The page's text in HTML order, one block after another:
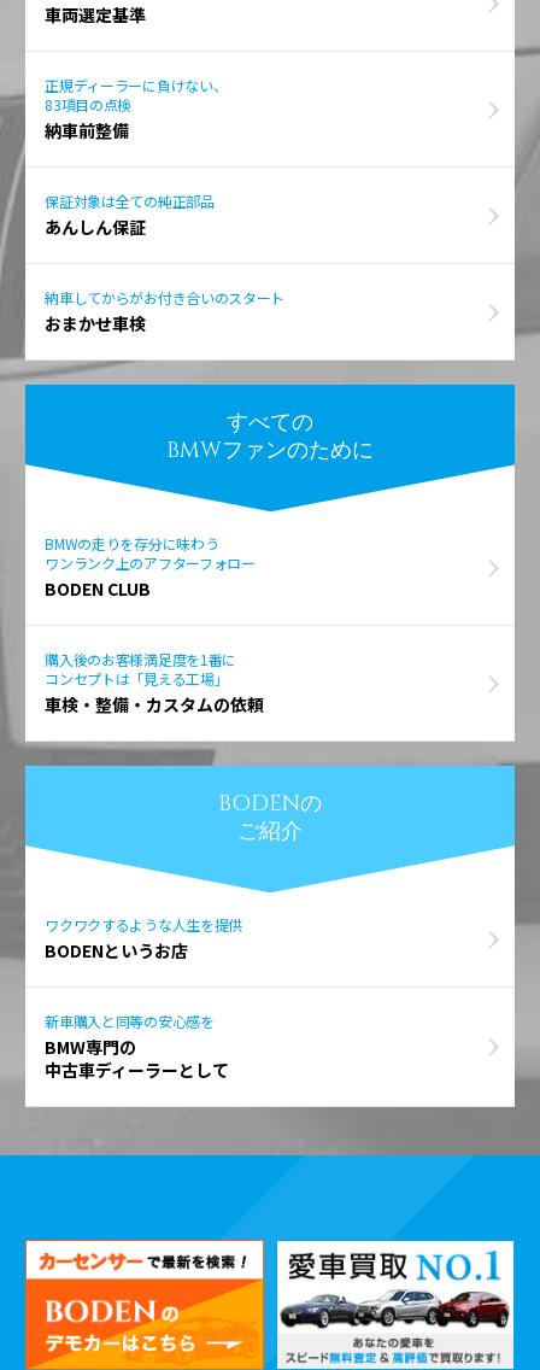
車両選定基準
正規ディーラーに負けない、
83項目の点検
納車前整備
保証対象は全ての純正部品
あんしん保証
納車してからがお付き合いのスタート
おまかせ車検
すべての
BMWファンのために
BMWの走りを存分に味わう
ワンランク上のアフターフォロー
BODEN CLUB
購入後のお客様満足度を1番に
コンセプトは「見える工場」
車検・整備・カスタムの依頼
BODENの
ご紹介
ワクワクするような人生を提供
BODENというお店
新車購入と同等の安心感を
BMW専門の
中古車ディーラーとして